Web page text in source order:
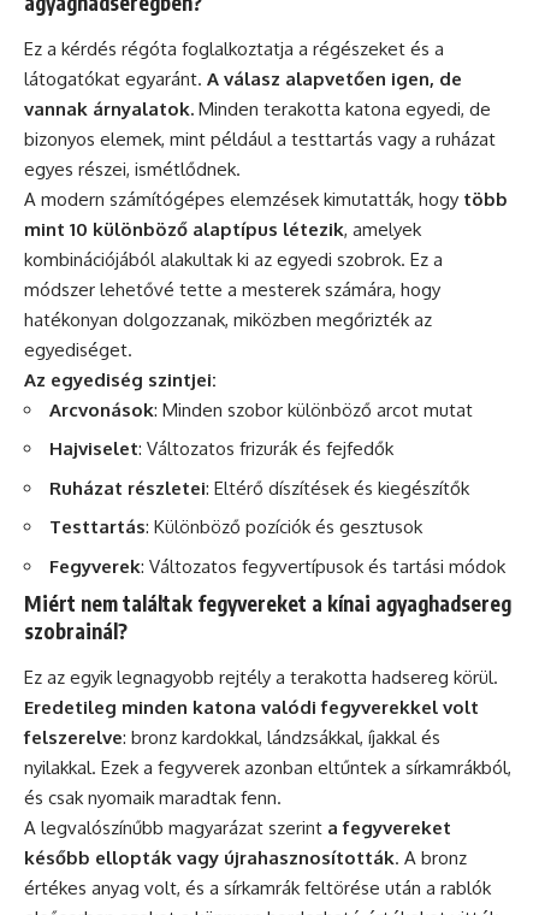
Ez a kérdés régóta foglalkoztatja a régészeket és a
látogatókat egyaránt. A válasz alapvetően igen, de
vannak árnyalatok. Minden terakotta katona egyedi, de
bizonyos elemek, mint például a testtartás vagy a ruházat
egyes részei, ismétlődnek.
A modern számítógépes elemzések kimutatták, hogy több
mint 10 különböző alaptípus létezik, amelyek
kombinációjából alakultak ki az egyedi szobrok. Ez a
módszer lehetővé tette a mesterek számára, hogy
hatékonyan dolgozzanak, miközben megőrizték az
egyediséget.
Az egyediség szintjei:
Arcvonások: Minden szobor különböző arcot mutat
Hajviselet: Változatos frizurák és fejfedők
Ruházat részletei: Eltérő díszítések és kiegészítők
Testtartás: Különböző pozíciók és gesztusok
Fegyverek: Változatos fegyvertípusok és tartási módok
Miért nem találtak fegyvereket a kínai agyaghadsereg
szobrainál?
Ez az egyik legnagyobb rejtély a terakotta hadsereg körül.
Eredetileg minden katona valódi fegyverekkel volt
felszerelve: bronz kardokkal, lándzsákkal, íjakkal és
nyilakkal. Ezek a fegyverek azonban eltűntek a sírkamrákból,
és csak nyomaik maradtak fenn.
A legvalószínűbb magyarázat szerint a fegyvereket
később ellopták vagy újrahasznosították. A bronz
értékes anyag volt, és a sírkamrák feltörése után a rablók